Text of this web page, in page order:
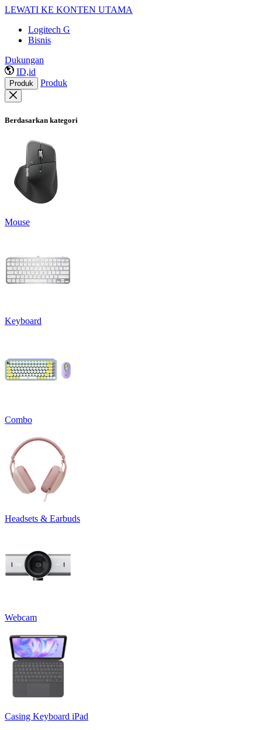
LEWATI KE KONTEN UTAMA
Logitech G
Bisnis
Dukungan
ID,id
Produk Produk
Berdasarkan kategori
Mouse
Keyboard
Combo
Headsets & Earbuds
Webcam
Casing Keyboard iPad